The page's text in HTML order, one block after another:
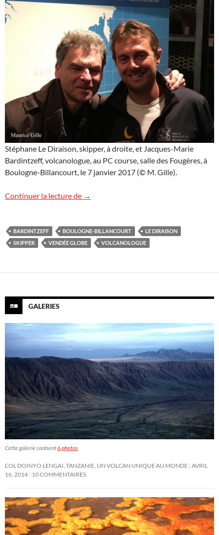
Stéphane Le Diraison, skipper, à droite, et Jacques-Marie
Bardintzeff, volcanologue, au PC course, salle des Fougères, à
Boulogne-Billancourt, le 7 janvier 2017 (© M. Gille).
Continuer la lecture de Vendée Globe
→
BARDINTZEFF BOULOGNE-BILLANCOURT
LE DIRAISON
SKIPPER
VENDÉE GLOBE VOLCANOLOGUE
GALERIES
Cette galerie contient6 photos.
L’OL DOINYO LENGAI, TANZANIE, UN VOLCAN UNIQUE AU MONDE AVRIL
16, 2014 10 COMMENTAIRES